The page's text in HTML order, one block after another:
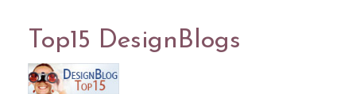
Top15 DesignBlogs